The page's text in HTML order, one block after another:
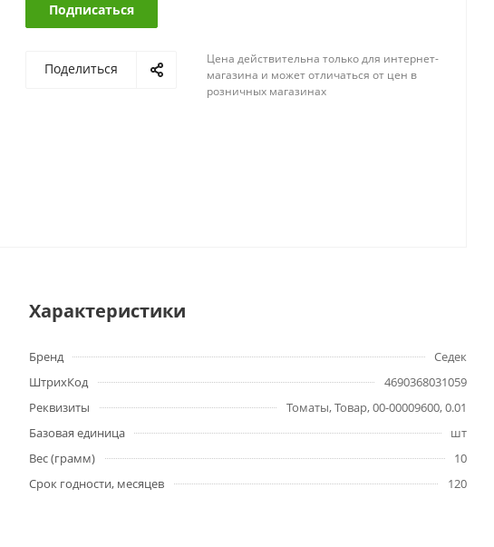
Подписаться
Поделиться
Цена действительна только для интернет-
магазина и может отличаться от цен в
розничных магазинах
Характеристики
Бренд
Седек
ШтрихКод
4690368031059
Реквизиты
Томаты, Товар, 00-00009600, 0.01
Базовая единица
шт
Вес (грамм)
10
Срок годности, месяцев
120